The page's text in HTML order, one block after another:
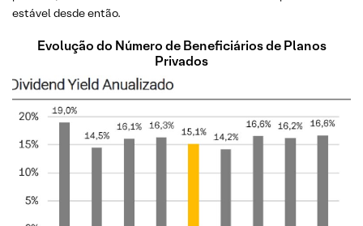
estável desde então.
Evolução do Número de Beneficiários de Planos
Privados